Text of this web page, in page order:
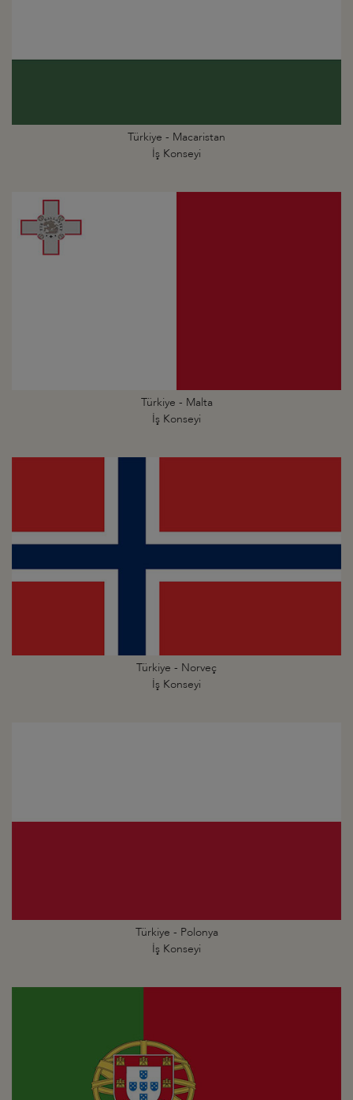
Türkiye - Macaristan
İş Konseyi
Türkiye - Malta
İş Konseyi
Türkiye - Norveç
İş Konseyi
Türkiye - Polonya
İş Konseyi